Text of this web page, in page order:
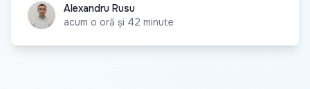
Alexandru Rusu
Alexandru Rusu
acum o oră și 42 minute